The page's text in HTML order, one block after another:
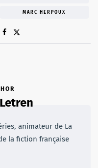
MARC HERPOUX
animateur de La
la fiction française